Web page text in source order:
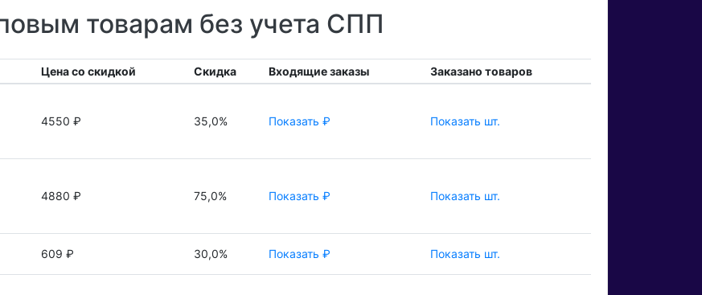
товарам без учета СПП
Цена со скидкой Скидка Входящие заказы
Заказано товаров
4550 ₽ 35,0% Показать ₽ Показать шт.
4880 ₽ 75,0% Показать ₽ Показать шт.
609 ₽ 30,0% Показать ₽ Показать шт.